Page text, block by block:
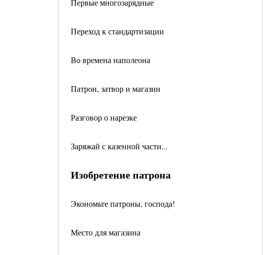
Первые многозарядные
Переход к стандартизации
Во времена наполеона
Патрон, затвор и магазин
Разговор о нарезке
Заряжай с казенной части...
Изобретение патрона
Экономьте патроны, господа!
Место для магазина